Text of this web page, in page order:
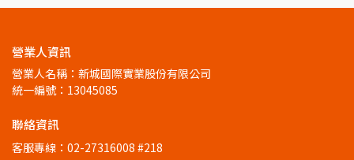
營業人資訊
營業人名稱：新城國際實業股份有限公司
統一編號：13045085
聯絡資訊
客服專線：02-27316008 #218